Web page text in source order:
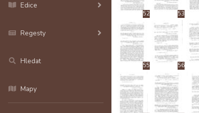
Edice
Regesty
Hledat
Mapy
52 53
55 56